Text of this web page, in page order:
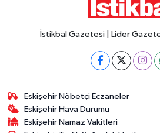
İstikbal Gazetesi | Lider
Eskişehir Nöbetçi Eczaneler
Eskişehir Hava Durumu
Eskişehir Namaz Vakitleri